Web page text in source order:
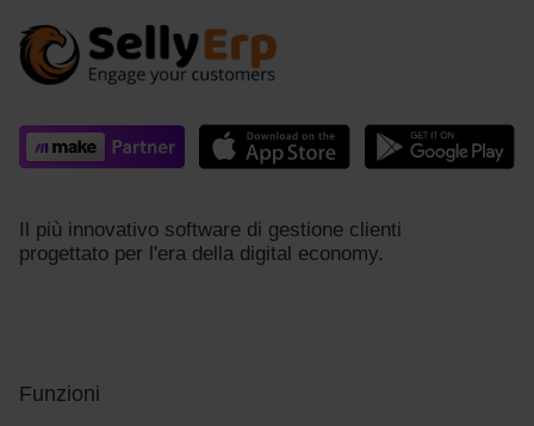
Il più innovativo software di gestione clienti
progettato per l'era della digital economy.
Funzioni